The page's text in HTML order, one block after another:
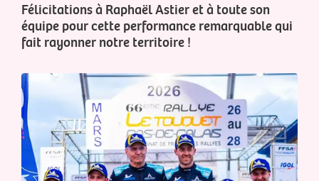
Félicitations à Raphaël Astier et à toute son
équipe pour cette performance remarquable qui
fait rayonner notre territoire !